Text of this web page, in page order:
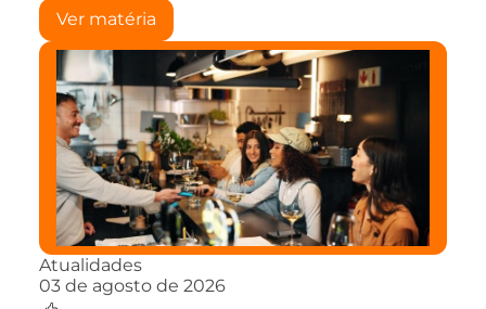
Ver matéria
Atualidades
03 de agosto de 2026